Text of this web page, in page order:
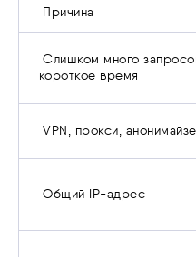
Причина
Слишком много
короткое время
VPN, прокси,
Общий IP-адрес